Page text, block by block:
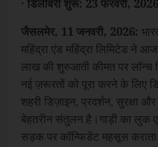
· डिलीवरी शुरू: 23 फरवरी,
जैसलमेर, 11 जनवरी, 2026:
महिंद्रा एंड महिंद्रा लिमिटेड ने
लाख की शुरुआती कीमत पर लॉन्च
नई ज़रूरतों को पूरा करने के लिए
शहरी डिज़ाइन, प्रदर्शन, सुरक्षा
बेहतरीन संतुलन है।गाड़ी का लुक
सड़क पर कॉन्फिडेंट महसूस